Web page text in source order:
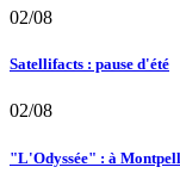
02/08
Satellifacts : pause d'été
02/08
"L'Odyssée" : à